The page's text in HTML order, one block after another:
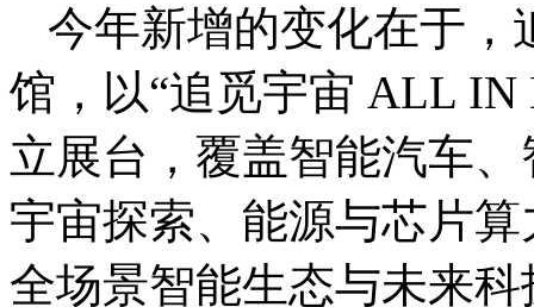
今年新增的变化在于，
馆，以“追觅宇宙 ALL
立展台，覆盖智能汽车
宇宙探索、能源与芯片
全场景智能生态与未来